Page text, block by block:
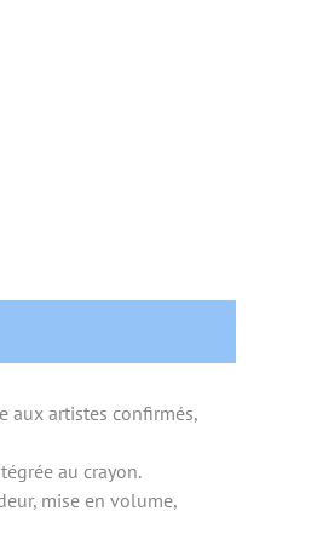
aux artistes confirmés,
au crayon.
mise en volume,